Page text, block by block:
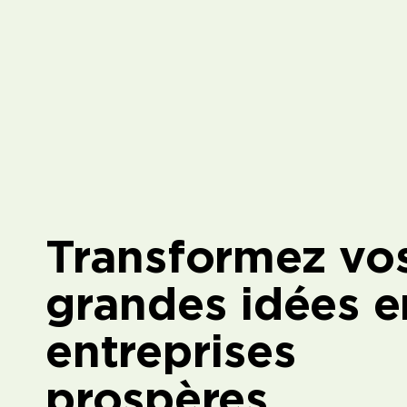
Transformez
grandes idées
entreprises